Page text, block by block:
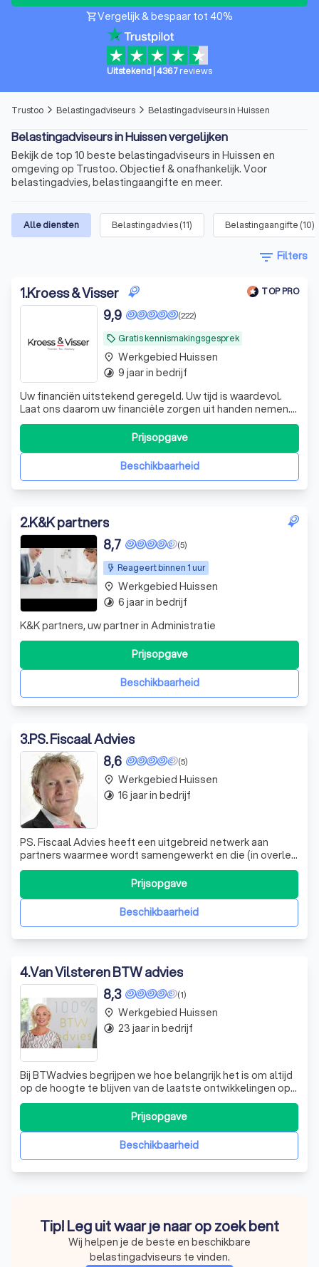
shopping_cartVergelijk & bespaar tot 40%
Uitstekend 4367reviews
Trustoo arrow_forward_ios Belastingadviseurs arrow_forward_ios Belastingadviseurs in Huissen
Belastingadviseurs in Huissen vergelijken
Bekijk de top 10 beste belastingadviseurs in Huissen en
omgeving op Trustoo. Objectief & onafhankelijk. Voor
belastingadvies, belastingaangifte en meer.
Alle diensten Belastingadvies(11) Belastingaangifte (10)
filter_list Filters
1.Kroess & Visser TOP PRO
local_offer Gratis kennismakingsgesprek
(222)
9,9
Uw financiën uitstekend geregeld. Uw tijd is waardevol.
Laat ons daarom uw financiële zorgen uit handen nemen.
De experts van KroessVisser beheren al uw financiële
processen van A tot Z, zodat u met een gerust hart kunt
ondernemen. KroessVisser | Finance - Tax - Advisory ☎️
Plan een GRATIS ADVIESBeschikbaarheid
Prijsopgave
place Werkgebied Huissen
timelapse 9 jaar in bedrijf
2.K&K partners
Reageert binnen 1 uur
(5)
8,7
K&K partners, uw partner in Administratie
Beschikbaarheid
Prijsopgave
place Werkgebied Huissen
timelapse 6 jaar in bedrijf
3.PS. Fiscaal Advies
(5)
8,6
PS. Fiscaal Advies heeft een uitgebreid netwerk aan
partners waarmee wordt samengewerkt en die (in overleg
met u) kunnen worden ingeschakeld: -advocaten en
notarissen -gespecialiseerde belastingadviseurs op het
gebied van internationaal belastingrecht en
omzetbelasting -mediators -administratiekan
Beschikbaarheid
Prijsopgave
place Werkgebied Huissen
timelapse 16 jaar in bedrijf
4.Van Vilsteren BTW advies
(1)
8,3
Bij BTWadvies begrijpen we hoe belangrijk het is om altijd
op de hoogte te blijven van de laatste ontwikkelingen op
het gebied van btw. Daarom bieden wij een uitgebreide
nieuwsbrief, de BeTWeter, die maandelijks de meest
relevante fiscale nieuwsitems en jurisprudentie met u
deelt. Met een focus op hBeschikbaarheid
Prijsopgave
place Werkgebied Huissen
timelapse 23 jaar in bedrijf
Tip! Leg uit waar je naar op zoek bent
Wij helpen je de beste en beschikbare
belastingadviseurs te vinden.